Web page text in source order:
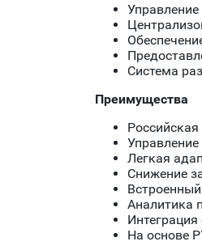
Система
Преимущества
Легкая
Снижение
Аналитика
На основе